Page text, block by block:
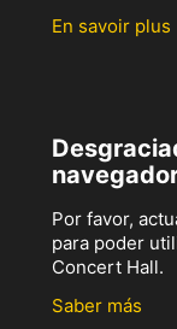
En savoir plus
Por favor,
para poder
Concert Hall.
Saber más